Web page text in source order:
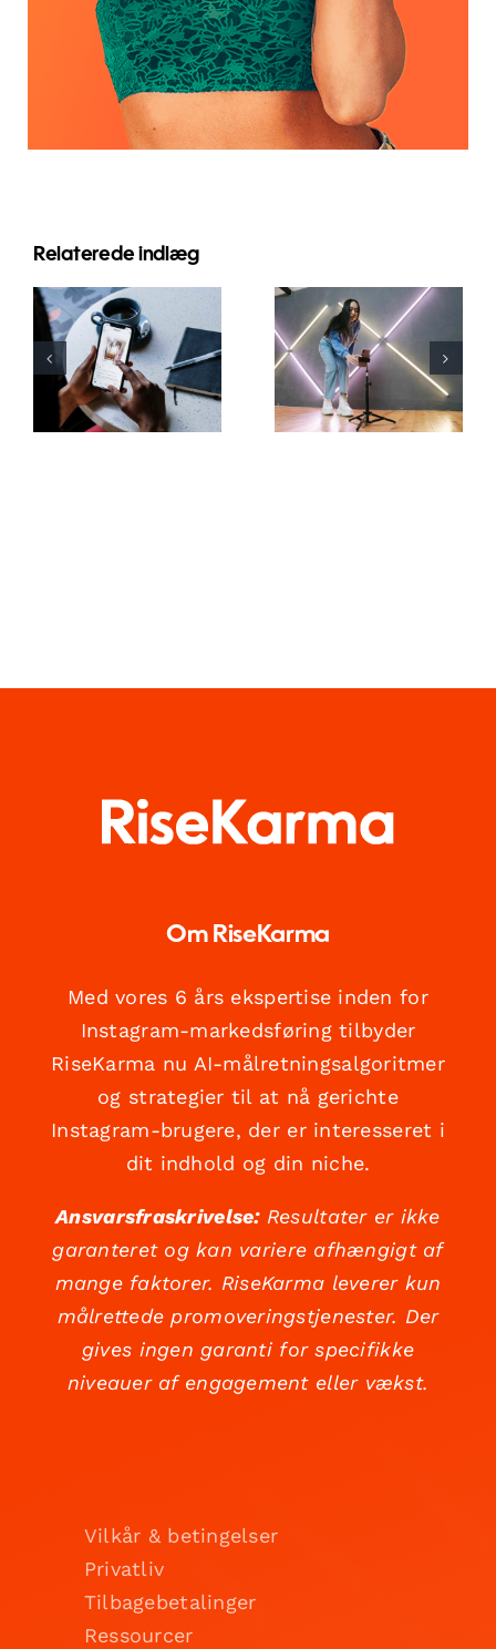
Relaterede indlæg
Hvordan
fletter man
flere
Instagram-
konti til én?
Top 5
metoder til
at øge
organisk
rækkevidde
på
Om RiseKarma
Med vores 6 års ekspertise inden for
Instagram-markedsføring tilbyder
RiseKarma nu AI-målretningsalgoritmer
og strategier til at nå gerichte
Instagram-brugere, der er interesseret i
dit indhold og din niche.
Ansvarsfraskrivelse:Resultater er ikke
garanteret og kan variere afhængigt af
mange faktorer. RiseKarma leverer kun
målrettede promoveringstjenester. Der
gives ingen garanti for specifikke
niveauer af engagement eller vækst.
Vilkår & betingelser
Privatliv
Tilbagebetalinger
Ressourcer